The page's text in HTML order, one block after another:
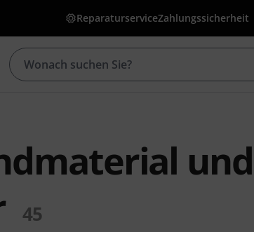
ReparaturserviceZahlungssicherheit
und
45